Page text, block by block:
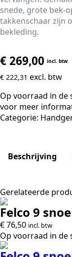
snede, grote bek-
takkenschaar zijn
bekleding.
€269,00 incl. btw
€ 222,31 excl. btw
Op voorraad in de
voor meer
Categorie:
Beschrijving
Gerelateerde
Felco 9
€76,50 incl. btw
Op voorraad in de